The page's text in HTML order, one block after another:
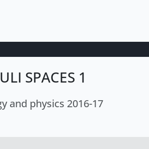
SPACES 1
and physics 2016-17